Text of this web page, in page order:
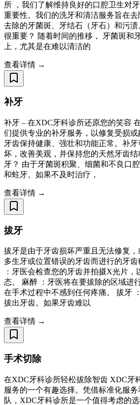
所 ，我们了解维持良好的口腔卫生对
重要性。我们的洗牙和清洁服务旨在
去除的牙菌斑、牙结石（牙石）和污
很重要？ 随着时间的推移， 牙菌斑和
上，尤其是在难以清洁的
查看详情 →
补牙
补牙 – 在XDC牙科诊所还原您的笑容
们提供专业的补牙服务，以修复受损
牙齿保持健康、强壮和功能正常。补
坏，改善美观，并保持您的天然牙齿
牙？ 由于牙菌斑积聚、细菌和不良口
和蛀牙。如果不及时治疗，
查看详情 →
拔牙
拔牙是由于牙齿损坏严重且无法修复，
多生牙或位置错误的牙齿而进行的牙
：牙医会检查您的牙齿并拍摄X光片，
态。 麻醉 ：牙医将在要拔除的区域进
在手术过程中不感到任何疼痛。 拔牙
拔出牙齿。如果牙齿难以
查看详情 →
手术切除
在XDC牙科诊所轻松拔除智齿 XDC牙
服务的一个有趣选择。凭借标准化服
队，XDC牙科诊所是一个值得考虑的